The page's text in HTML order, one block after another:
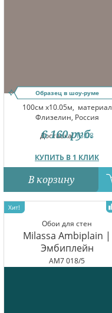
Образец в шоу-руме
100см x10.05м, материал
Флизелин, Россия
Доставка:13.08
КУПИТЬ В 1 КЛИК
6 160 руб.
В корзину
Обои для стен
Milassa Ambiplain |
Эмбиплейн
AM7 018/5